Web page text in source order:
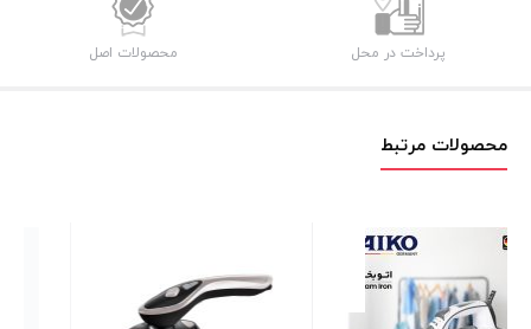
پرداخت در محل محصولات اصل
محصولات مرتبط